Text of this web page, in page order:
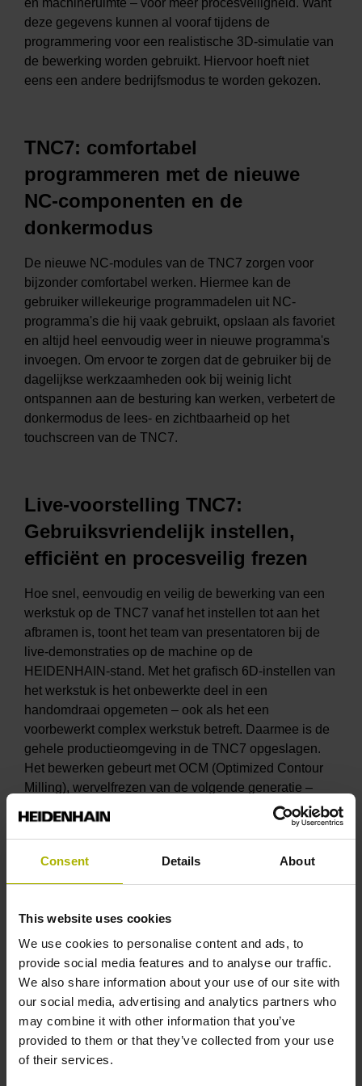
Consent Details About
This website uses cookies
We use cookies to personalise content and ads, to
provide social media features and to analyse our traffic.
We also share information about your use of our site with
our social media, advertising and analytics partners who
may combine it with other information that you’ve
provided to them or that they’ve collected from your use
of their services.
en machineruimte – voor meer procesveiligheid. Want
deze gegevens kunnen al vooraf tijdens de
programmering voor een realistische 3D-simulatie van
de bewerking worden gebruikt. Hiervoor hoeft niet
eens een andere bedrijfsmodus te worden gekozen.
TNC7: comfortabel
programmeren met de nieuwe
NC-componenten en de
donkermodus
De nieuwe NC-modules van de TNC7 zorgen voor
bijzonder comfortabel werken. Hiermee kan de
gebruiker willekeurige programmadelen uit NC-
programma's die hij vaak gebruikt, opslaan als favoriet
en altijd heel eenvoudig weer in nieuwe programma's
invoegen. Om ervoor te zorgen dat de gebruiker bij de
dagelijkse werkzaamheden ook bij weinig licht
ontspannen aan de besturing kan werken, verbetert de
donkermodus de lees- en zichtbaarheid op het
touchscreen van de TNC7.
Live-voorstelling TNC7:
Gebruiksvriendelijk instellen,
efficiënt en procesveilig frezen
Hoe snel, eenvoudig en veilig de bewerking van een
werkstuk op de TNC7 vanaf het instellen tot aan het
afbramen is, toont het team van presentatoren bij de
live-demonstraties op de machine op de
HEIDENHAIN-stand. Met het grafisch 6D-instellen van
het werkstuk is het onbewerkte deel in een
handomdraai opgemeten – ook als het een
voorbewerkt complex werkstuk betreft. Daarmee is de
gehele productieomgeving in de TNC7 opgeslagen.
Het bewerken gebeurt met OCM (Optimized Contour
Milling), wervelfrezen van de volgende generatie –
waartoe ook cycli voor het nabewerken en ontbramen
behoren. Daarbij berekent OCM automatisch de beste
eilanden. Zo kan een aanzienlijk groter
onderdelenspectrum altijd met de optimale
procesveilig en gereedschapsvriendelijk te frezen.
Voor extra procesveiligheid zorgt de TNC-
procesbewaking, bovendien registreert en visualiseert
de StateMonitor van de Digital Shop Floor van
HEIDENHAIN machinegegevens tijdens de lopende
demonstraties.